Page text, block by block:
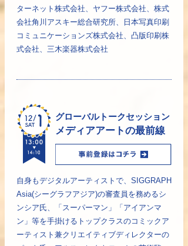
ターネット株式会社、ヤフー株式会社、株式
会社角川アスキー総合研究所、日本写真印刷
コミュニケーションズ株式会社、凸版印刷株
式会社、三木楽器株式会社
グローバルトークセッション
メディアアートの最前線
自身もデジタルアーティストで、SIGGRAPH
Asia(シーグラフアジア)の審査員を務めるシ
ンシア氏、「スーパーマン」「アイアンマ
ン」等を手掛けるトップクラスのコミックア
ーティスト兼クリエイティブディレクターの